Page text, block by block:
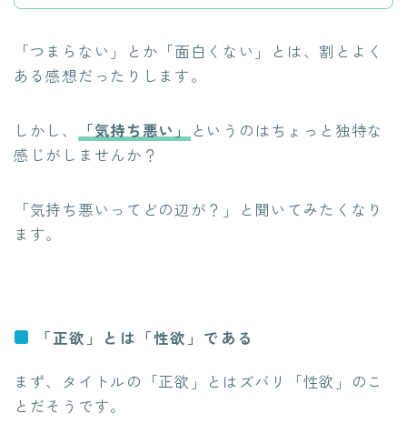
「つまらない」とか「面白くない」とは、割とよく
ある感想だったりします。
しかし、 「気持ち悪い」
というのはちょっと独特な
感じがしませんか？
「気持ち悪いってどの辺が？」と聞いてみたくなり
ます。
「正欲」とは「性欲」である
まず、タイトルの「正欲」とはズバリ「性欲」のこ
とだそうです。